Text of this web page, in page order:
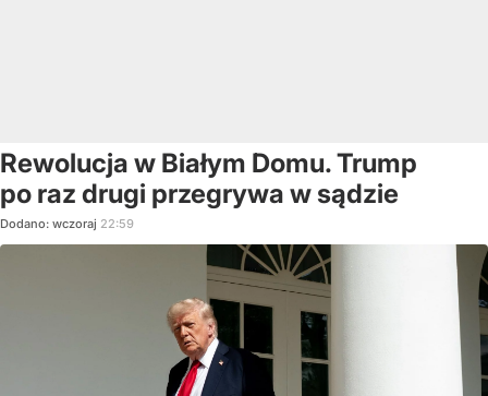
Rewolucja w Białym Domu. Trump
po raz drugi przegrywa w sądzie
Dodano: wczoraj 22:59